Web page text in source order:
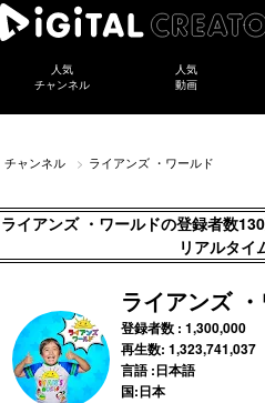
人気
チャンネル
人気
動画
チャンネル ライアンズ ・ワールド
ライアンズ ・ワールドの登録者数
リアルタイ
ライアンズ
登録者数 : 1,300,000
再生数: 1,323,741,037
言語 :日本語
国:日本